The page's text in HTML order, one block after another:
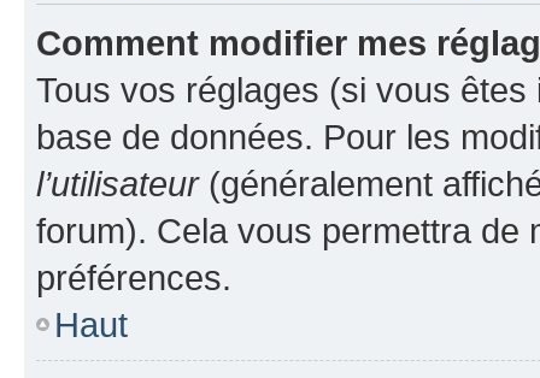
Comment modifier mes
Tous vos réglages (si vous
base de données. Pour les
l’utilisateur(généralement
forum). Cela vous permettra de
préférences.
Haut